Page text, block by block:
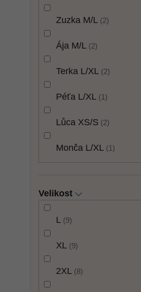
Zuzka M/L 2
Ája M/L 2
Terka L/XL 2
Péťa L/XL 1
Lůca XS/S 2
Monča L/XL 1
Velikost
L 9
XL 9
2XL 8